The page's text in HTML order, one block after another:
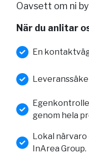
Oavsett om ni
När du anlitar
En
genom hela
Lokal närvaro
InArea Group.